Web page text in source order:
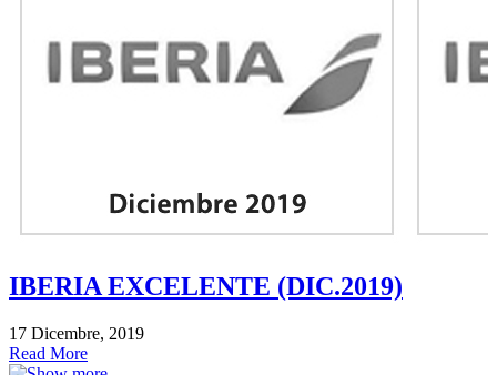
IBERIA EXCELENTE (DIC.2019)
17 Dicembre, 2019
Read More